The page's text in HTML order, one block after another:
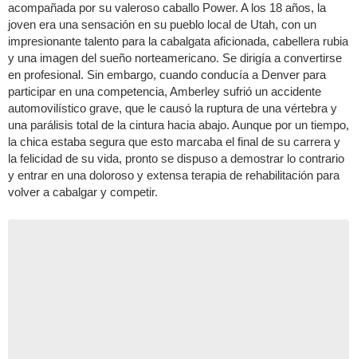
acompañada por su valeroso caballo Power. A los 18 años, la
joven era una sensación en su pueblo local de Utah, con un
impresionante talento para la cabalgata aficionada, cabellera rubia
y una imagen del sueño norteamericano. Se dirigía a convertirse
en profesional. Sin embargo, cuando conducía a Denver para
participar en una competencia, Amberley sufrió un accidente
automovilístico grave, que le causó la ruptura de una vértebra y
una parálisis total de la cintura hacia abajo. Aunque por un tiempo,
la chica estaba segura que esto marcaba el final de su carrera y
la felicidad de su vida, pronto se dispuso a demostrar lo contrario
y entrar en una doloroso y extensa terapia de rehabilitación para
volver a cabalgar y competir.